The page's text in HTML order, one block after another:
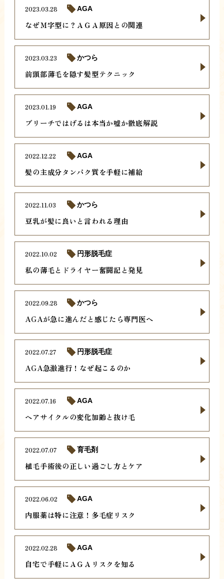
なぜＭ字型に？ＡＧＡ原因との関連
2023.03.28 AGA
前頭部薄毛を隠す髪型テクニック
2023.03.23 かつら
ブリーチではげるは本当か嘘か徹底解説
2023.01.19 AGA
髪の主成分タンパク質を手軽に補給
2022.12.22 AGA
豆乳が髪に良いと言われる理由
2022.11.03 かつら
私の薄毛とドライヤー奮闘記と発見
2022.10.02 円形脱毛症
AGAが急に進んだと感じたら専門医へ
2022.09.28 かつら
AGA急激進行！なぜ起こるのか
2022.07.27 円形脱毛症
ヘアサイクルの変化加齢と抜け毛
2022.07.16 AGA
植毛手術後の正しい過ごし方とケア
2022.07.07 育毛剤
内服薬は特に注意！多毛症リスク
2022.06.02 AGA
自宅で手軽にＡＧＡリスクを知る
2022.02.28 AGA